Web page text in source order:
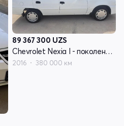
89 367 300 UZS
Chevrolet Nexia I - поколение рестайлинг
2016 380 000 км